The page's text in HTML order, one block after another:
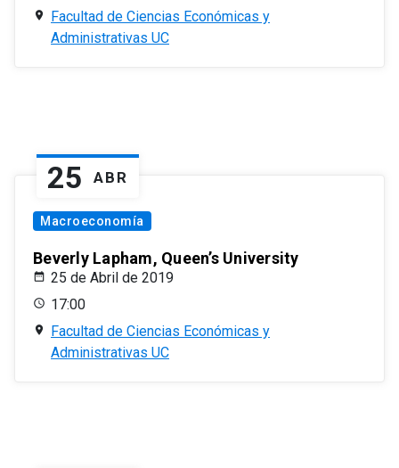
Facultad de Ciencias Económicas y
Administrativas UC
25 ABR
Macroeconomía
Beverly Lapham, Queen’s University
25 de Abril de 2019
17:00
Facultad de Ciencias Económicas y
Administrativas UC